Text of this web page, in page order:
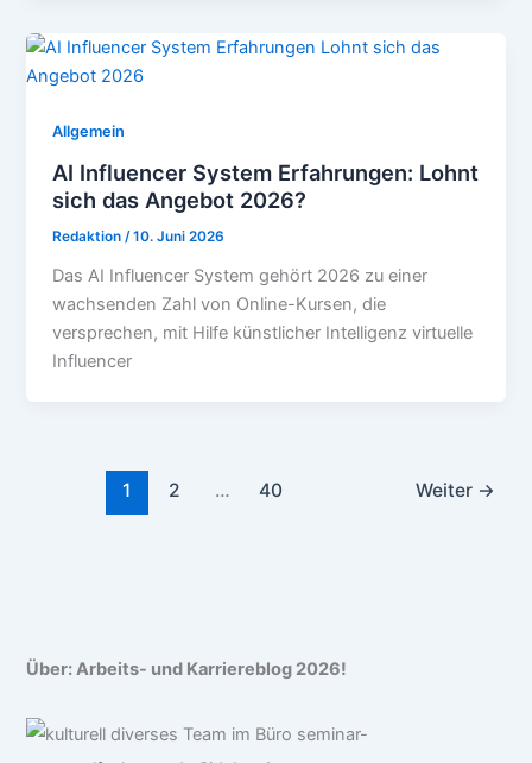
Allgemein
AI Influencer System Erfahrungen: Lohnt
sich das Angebot 2026?
Redaktion/10. Juni 2026
Das AI Influencer System gehört 2026 zu einer
wachsenden Zahl von Online-Kursen, die
versprechen, mit Hilfe künstlicher Intelligenz virtuelle
Influencer
1 2 … 40 Weiter →
Über: Arbeits- und Karriereblog 2026!